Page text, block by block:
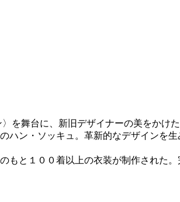
を舞台に、新旧デザイナーの美をかけ
ハン・ソッキュ。革新的なデザインを
もと１００着以上の衣装が制作された